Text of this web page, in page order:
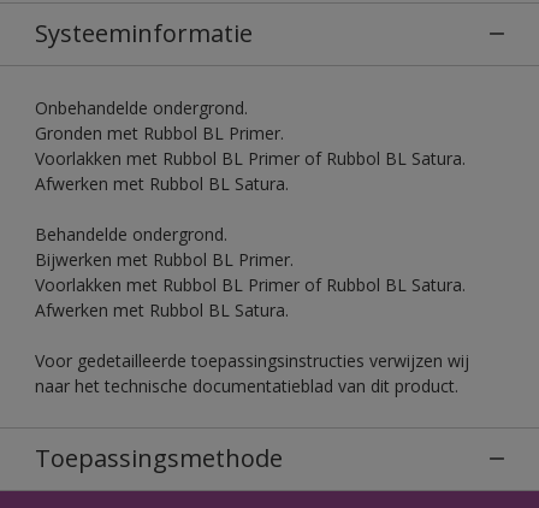
Systeeminformatie
Onbehandelde ondergrond.
Gronden met Rubbol BL Primer.
Voorlakken met Rubbol BL Primer of Rubbol BL Satura.
Afwerken met Rubbol BL Satura.
Behandelde ondergrond.
Bijwerken met Rubbol BL Primer.
Voorlakken met Rubbol BL Primer of Rubbol BL Satura.
Afwerken met Rubbol BL Satura.
Voor gedetailleerde toepassingsinstructies verwijzen wij
naar het technische documentatieblad van dit product.
Toepassingsmethode